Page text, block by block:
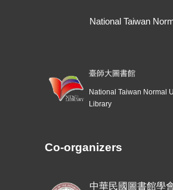
National Taiwan
臺師大圖書館
National Taiwan Normal
Library
Co-organizers
中華民國圖書館學